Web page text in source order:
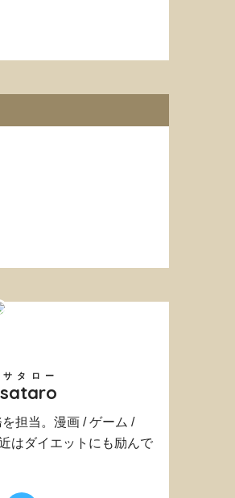
サタロー
担当。漫画 / ゲーム /
はダイエットにも励んで